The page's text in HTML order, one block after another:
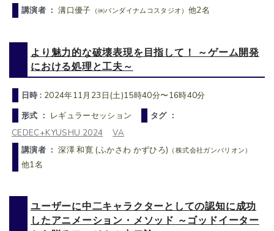
講演者 ：溝口優子 （㈱バンダイナムコスタジオ） 他2名
より魅力的な破壊表現を目指して！ ～ゲーム開発
における処理と工夫～
日時 : 2024年11月23日(土)15時40分〜16時40分
形式 ： レギュラーセッション
タグ ：
CEDEC+KYUSHU 2024
VA
講演者 ：深澤 和寛 (ふかさわ かずひろ) （株式会社ガンバリオン）
他1名
ユーザーに中二キャラクターとしての認知に成功
したアニメーション・メソッド ～ゴッドイーター